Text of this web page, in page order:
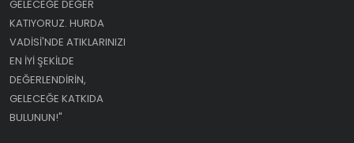
GELECEĞE DEĞER
KATIYORUZ. HURDA
VADISI'NDE ATIKLARINIZI
EN IYI ŞEKILDE
DEĞERLENDIRIN,
GELECEĞE KATKIDA
BULUNUN!"